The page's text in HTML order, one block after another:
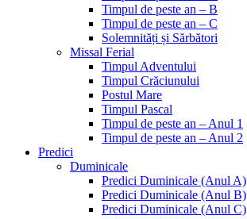
Timpul de peste an – B
Timpul de peste an – C
Solemnități și Sărbători
Missal Ferial
Timpul Adventului
Timpul Crăciunului
Postul Mare
Timpul Pascal
Timpul de peste an – Anul 1
Timpul de peste an – Anul 2
Predici
Duminicale
Predici Duminicale (Anul A)
Predici Duminicale (Anul B)
Predici Duminicale (Anul C)